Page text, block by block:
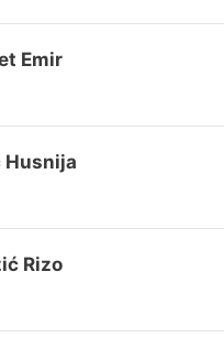
Emir
Husnija
Rizo